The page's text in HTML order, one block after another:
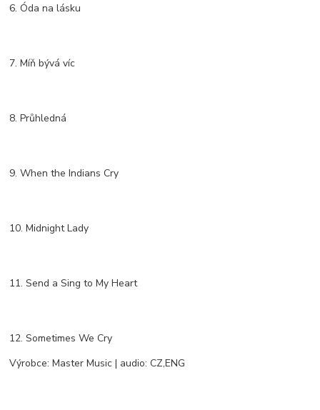
6. Óda na lásku
7. Míň bývá víc
8. Průhledná
9. When the Indians Cry
10. Midnight Lady
11. Send a Sing to My Heart
12. Sometimes We Cry
Výrobce: Master Music | audio: CZ,ENG